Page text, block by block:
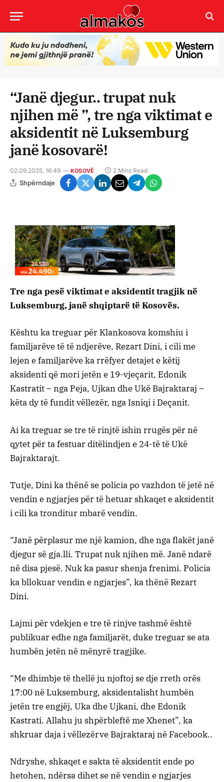
“Janë djegur.. trupat nuk
njihen më ”, tre nga viktimat e
aksidentit në Luksemburg
janë kosovarë!
02.09.2025, 16:49 KOSOVË 2 Mins Read
Shpërndaje
Tre nga pesë viktimat e aksidentit tragjik në
Luksemburg, janë shqiptarë të Kosovës.
Kështu ka treguar për Klankosova komshiu i
familjarëve të të ndjerëve, Rezart Dini, i cili me
lejen e familjarëve ka rrëfyer detajet e këtij
aksidenti që mori jetën e 19-vjeçarit, Edonik
Kastratit – nga Peja, Ujkan dhe Ukë Bajraktaraj –
këta dy të fundit vëllezër, nga Isniqi i Deçanit.
Ai ka treguar se tre të rinjtë ishin rrugës për në
qytet për ta festuar ditëlindjen e 24-të të Ukë
Bajraktarajt.
Tutje, Dini ka thënë se policia po vazhdon të jetë në
vendin e ngjarjes për të hetuar shkaqet e aksidentit
i cili ka tronditur mbarë vendin.
“Janë përplasur me një kamion, dhe nga flakët janë
djegur së gja.lli. Trupat nuk njihen më. Janë ndarë
në disa pjesë. Nuk ka pasur shenja frenimi. Policia
ka bllokuar vendin e ngjarjes”, ka thënë Rezart
Dini.
Lajmi për vdekjen e tre të rinjve tashmë është
publikuar edhe nga familjarët, duke treguar se ata
humbën jetën në mënyrë tragjike.
“Me dhimbje të thellë ju njoftoj se dje rreth orës
17:00 në Luksemburg, aksidentalisht humbën
jetën tre engjëj, Uka dhe Ujkani, dhe Edonik
Kastrati. Allahu ju shpërbleftë me Xhenet”, ka
shkruar daja i vëllezërve Bajraktaraj në Facebook..
Ndryshe, shkaqet e sakta të aksidentit ende po
hetohen, ndërsa dihet se në vendin e ngjarjes